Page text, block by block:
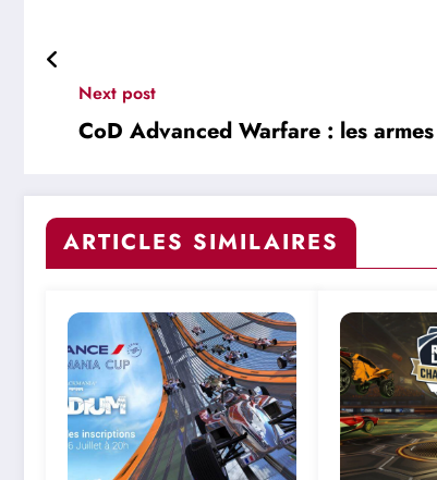
Next post
CoD Advanced Warfare : les
ARTICLES SIMILAIRES